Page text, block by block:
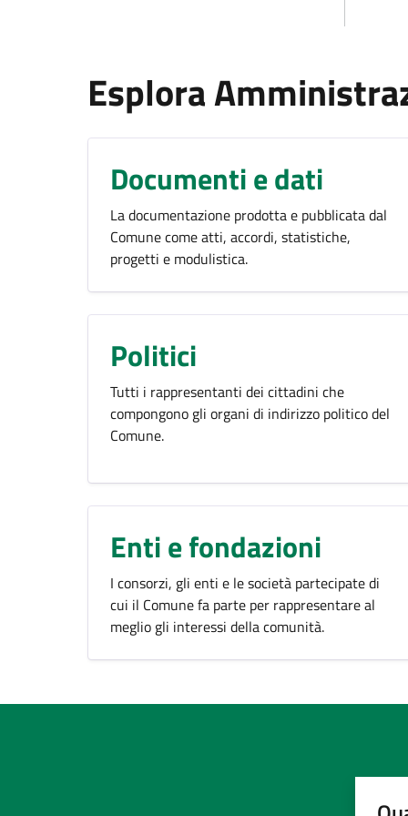
Esplora
Documenti e dati
La documentazione prodotta e pubblicata dal
Comune come atti, accordi, statistiche,
progetti e modulistica.
Politici
Tutti i rappresentanti dei cittadini che
compongono gli organi di indirizzo politico del
Comune.
Enti e fondazioni
I consorzi, gli enti e le società partecipate di
cui il Comune fa parte per rappresentare al
meglio gli interessi della comunità.